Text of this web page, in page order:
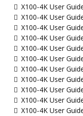
X100-4K User
X100-4K User
X100-4K User
X100-4K User
X100-4K User
X100-4K User
X100-4K User
X100-4K User
X100-4K User
X100-4K User